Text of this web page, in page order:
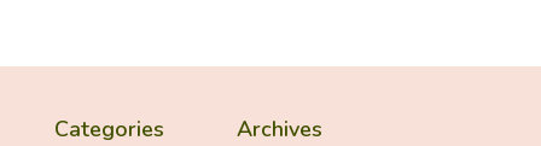
Categories Archives